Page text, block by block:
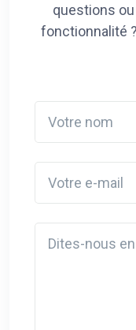
questions
fonctionnalité